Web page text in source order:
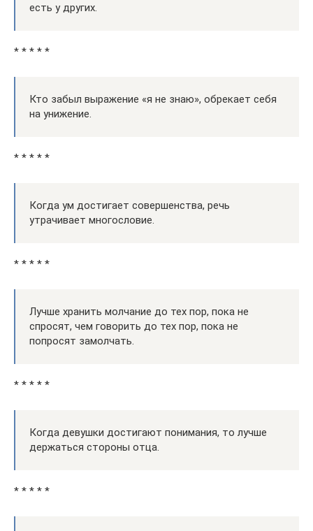
есть у других.
* * * * *
Кто забыл выражение «я не знаю», обрекает себя
на унижение.
* * * * *
Когда ум достигает совершенства, речь
утрачивает многословие.
* * * * *
Лучше хранить молчание до тех пор, пока не
спросят, чем говорить до тех пор, пока не
попросят замолчать.
* * * * *
Когда девушки достигают понимания, то лучше
держаться стороны отца.
* * * * *